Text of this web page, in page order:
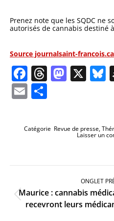
Prenez note que les SQDC ne
autorisés de cannabis destiné
Source journalsaint-francois.ca
Facebook
Threads
X
Email
Catégorie Revue de presse,
Laisser un
Navigation
ONGLET
Maurice : cannabis
recevront leurs